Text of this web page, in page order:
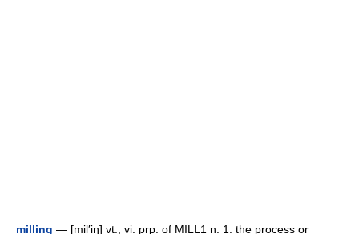
milling — [mil′iŋ] vt., vi. prp. of MILL1 n. 1. the process or